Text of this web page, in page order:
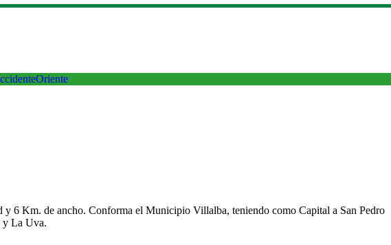
Oriente
y 6 Km. de ancho. Conforma el Municipio Villalba, teniendo como Capital a San Pedro
y La Uva.